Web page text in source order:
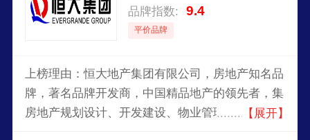
品牌指数: 9.4
平价品牌
上榜理由：恒大地产集团有限公司，房地产知名品
牌，著名品牌开发商，中国精品地产的领先者，集
房地产规划设计、开发建设、物业管理于一体的现
【展开】